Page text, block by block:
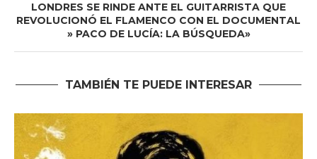
LONDRES SE RINDE ANTE EL GUITARRISTA QUE
REVOLUCIONÓ EL FLAMENCO CON EL DOCUMENTAL
» PACO DE LUCÍA: LA BÚSQUEDA»
TAMBIÉN TE PUEDE INTERESAR